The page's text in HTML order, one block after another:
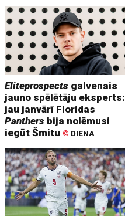
Eliteprospects galvenais
jauno spēlētāju eksperts:
jau janvārī Floridas
Panthers bija nolēmusi
iegūt Šmitu © DIENA